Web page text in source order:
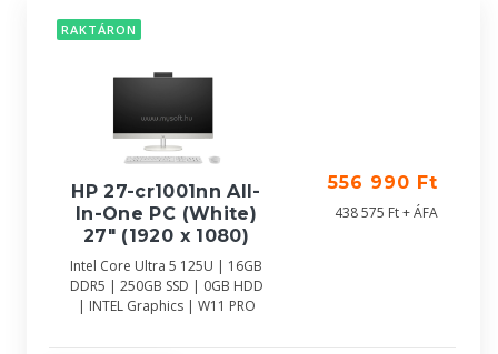
RAKTÁRON
HP 27-cr1001nn All-
In-One PC (White)
27" (1920 x 1080)
Intel Core Ultra 5 125U | 16GB
DDR5 | 250GB SSD | 0GB HDD
| INTEL Graphics | W11 PRO
556 990 Ft
438 575 Ft + ÁFA